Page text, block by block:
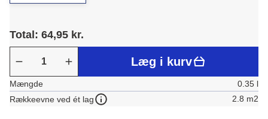
Total: 64,95 kr.
Læg i kurv
Mængde
0.35 l
Rækkeevne ved ét lag
2.8 m2